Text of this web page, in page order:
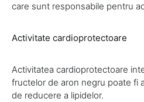
care sunt responsabile pentru
Activitate cardioprotectoare
Activitatea cardioprotectoare
fructelor de aron negru poate fi
de reducere a lipidelor.